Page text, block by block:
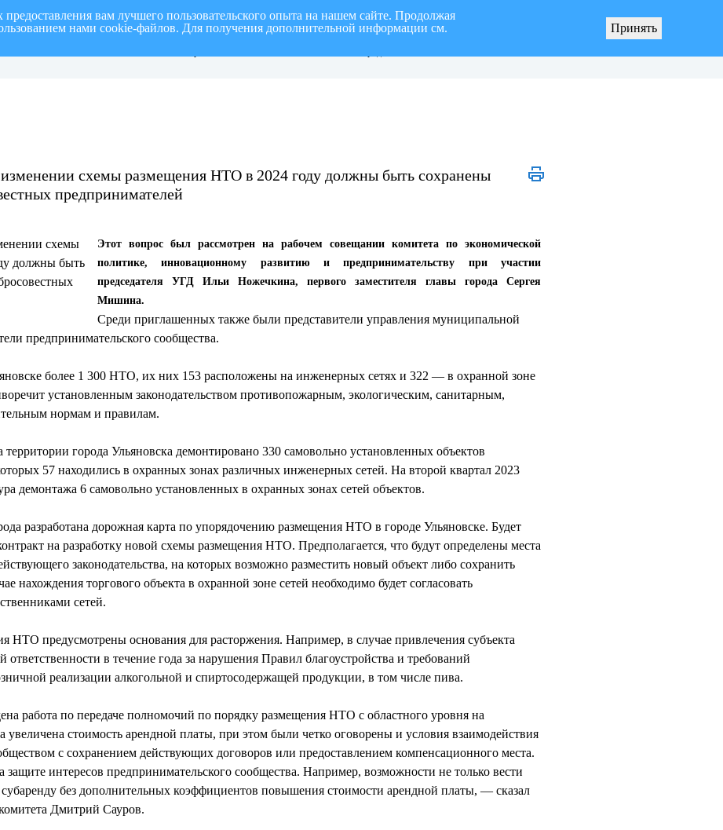
I полугодие 2026
СПИСОК членов Общественной палаты
О мерах по реализации инициативных проектов
Общественное обсуждение
нормативных правовых актов
схемы размещения НТО в 2024 году должны быть сохранены
предпринимателей
Этот вопрос был рассмотрен на рабочем совещании комитета по экономической
политике, инновационному развитию и предпринимательству при участии
председателя УГД Ильи Ножечкина, первого заместителя главы города Сергея
Мишина.
Среди приглашенных также были представители управления муниципальной
предпринимательского сообщества.
более 1 300 НТО, их них 153 расположены на инженерных сетях и 322 — в охранной зоне
установленным законодательством противопожарным, экологическим, санитарным,
нормам и правилам.
города Ульяновска демонтировано 330 самовольно установленных объектов
57 находились в охранных зонах различных инженерных сетей. На второй квартал 2023
демонтажа 6 самовольно установленных в охранных зонах сетей объектов.
разработана дорожная карта по упорядочению размещения НТО в городе Ульяновске. Будет
на разработку новой схемы размещения НТО. Предполагается, что будут определены места
законодательства, на которых возможно разместить новый объект либо сохранить
торгового объекта в охранной зоне сетей необходимо будет согласовать
сетей.
НТО предусмотрены основания для расторжения. Например, в случае привлечения субъекта
ответственности в течение года за нарушения Правил благоустройства и требований
реализации алкогольной и спиртосодержащей продукции, в том числе пива.
работа по передаче полномочий по порядку размещения НТО с областного уровня на
стоимость арендной платы, при этом были четко оговорены и условия взаимодействия
с сохранением действующих договоров или предоставлением компенсационного места.
защите интересов предпринимательского сообщества. Например, возможности не только вести
без дополнительных коэффициентов повышения стоимости арендной платы, — сказал
Дмитрий Сауров.
вам лучшего пользовательского опыта на нашем сайте. Продолжая
нами cookie-файлов. Для получения дополнительной информации см.
Принять